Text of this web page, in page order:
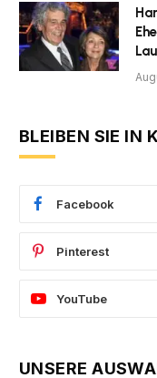
BLEIBEN SIE IN
Facebook
Pinterest
YouTube
UNSERE